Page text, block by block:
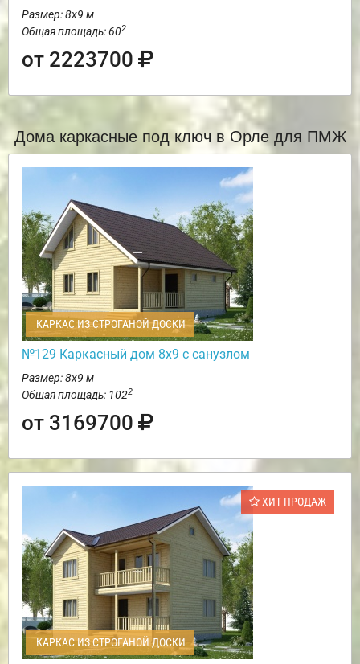
Размер: 8х9 м
Общая площадь: 602
от 2223700
Дома каркасные под ключ в Орле для ПМЖ
КАРКАС ИЗ СТРОГАНОЙ ДОСКИ
№129 Каркасный дом 8х9 с санузлом
Размер: 8х9 м
Общая площадь: 1022
от 3169700
ХИТ ПРОДАЖ
КАРКАС ИЗ СТРОГАНОЙ ДОСКИ